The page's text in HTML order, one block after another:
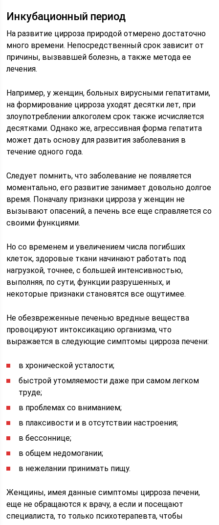
Инкубационный период
На развитие цирроза природой отмерено достаточно
много времени. Непосредственный срок зависит от
причины, вызвавшей болезнь, а также метода ее
лечения.
Например, у женщин, больных вирусными гепатитами,
на формирование цирроза уходят десятки лет, при
злоупотреблении алкоголем срок также исчисляется
десятками. Однако же, агрессивная форма гепатита
может дать основу для развития заболевания в
течение одного года.
Следует помнить, что заболевание не появляется
моментально, его развитие занимает довольно долгое
время. Поначалу признаки цирроза у женщин не
вызывают опасений, а печень все еще справляется со
своими функциями.
Но со временем и увеличением числа погибших
клеток, здоровые ткани начинают работать под
нагрузкой, точнее, с большей интенсивностью,
выполняя, по сути, функции разрушенных, и
некоторые признаки становятся все ощутимее.
Не обезвреженные печенью вредные вещества
провоцируют интоксикацию организма, что
выражается в следующие симптомы цирроза печени:
в хронической усталости;
быстрой утомляемости даже при самом легком
труде;
в проблемах со вниманием;
в плаксивости и в отсутствии настроения;
в бессоннице;
в общем недомогании;
в нежелании принимать пищу.
Женщины, имея данные симптомы цирроза печени,
еще не обращаются к врачу, а если и посещают
специалиста, то только психотерапевта, чтобы